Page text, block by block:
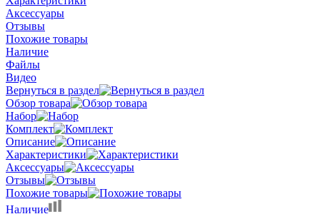
Аксессуары
Отзывы
Похожие товары
Наличие
Файлы
Видео
Вернуться в раздел
Обзор товара
Набор
Комплект
Описание
Характеристики
Аксессуары
Отзывы
Похожие товары
Наличие